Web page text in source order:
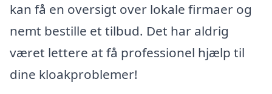
kan få en oversigt over lokale firmaer og
nemt bestille et tilbud. Det har aldrig
været lettere at få professionel hjælp til
dine kloakproblemer!